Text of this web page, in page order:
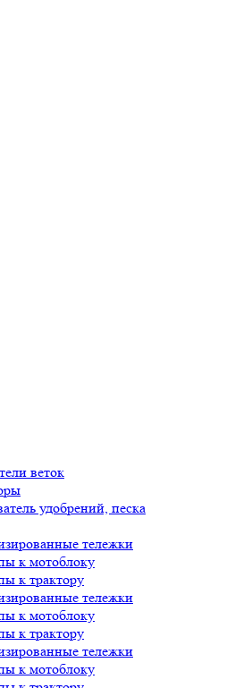
веток
удобрений, песка
тележки
к мотоблоку
к трактору
тележки
к мотоблоку
к трактору
тележки
к мотоблоку